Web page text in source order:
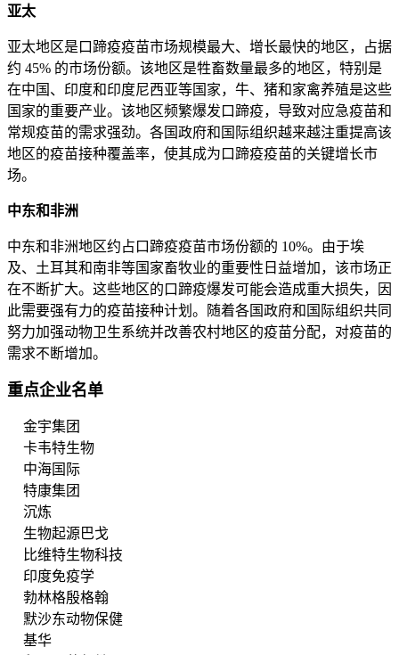
亚太
亚太地区是口蹄疫疫苗市场规模最大、增长最快的地区，占据
约 45% 的市场份额。该地区是牲畜数量最多的地区，特别是
在中国、印度和印度尼西亚等国家，牛、猪和家禽养殖是这些
国家的重要产业。该地区频繁爆发口蹄疫，导致对应急疫苗和
常规疫苗的需求强劲。各国政府和国际组织越来越注重提高该
地区的疫苗接种覆盖率，使其成为口蹄疫疫苗的关键增长市
场。
中东和非洲
中东和非洲地区约占口蹄疫疫苗市场份额的 10%。由于埃
及、土耳其和南非等国家畜牧业的重要性日益增加，该市场正
在不断扩大。这些地区的口蹄疫爆发可能会造成重大损失，因
此需要强有力的疫苗接种计划。随着各国政府和国际组织共同
努力加强动物卫生系统并改善农村地区的疫苗分配，对疫苗的
需求不断增加。
重点企业名单
金宇集团
卡韦特生物
中海国际
特康集团
沉炼
生物起源巴戈
比维特生物科技
印度免疫学
勃林格殷格翰
默沙东动物保健
基华